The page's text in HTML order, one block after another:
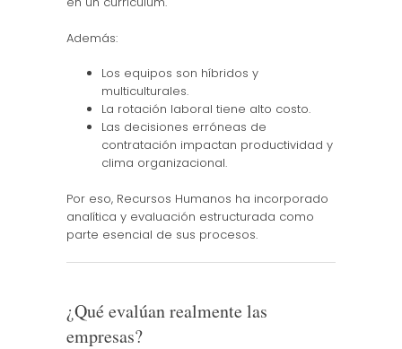
Además:
Los equipos son híbridos y
multiculturales.
La rotación laboral tiene alto costo.
Las decisiones erróneas de
contratación impactan productividad y
clima organizacional.
Por eso, Recursos Humanos ha incorporado
analítica y evaluación estructurada como
parte esencial de sus procesos.
¿Qué evalúan realmente las
empresas?